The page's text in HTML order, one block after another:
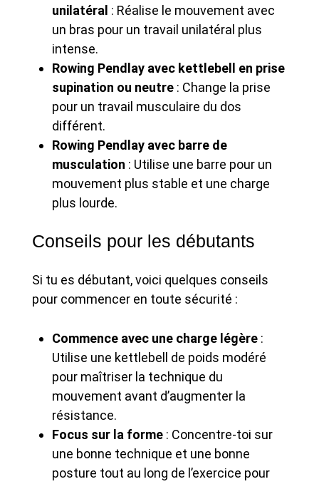
unilatéral : Réalise le mouvement avec
un bras pour un travail unilatéral plus
intense.
Rowing Pendlay avec kettlebell en prise
supination ou neutre : Change la prise
pour un travail musculaire du dos
différent.
Rowing Pendlay avec barre de
musculation : Utilise une barre pour un
mouvement plus stable et une charge
plus lourde.
Conseils pour les débutants
Si tu es débutant, voici quelques conseils
pour commencer en toute sécurité :
Commence avec une charge légère :
Utilise une kettlebell de poids modéré
pour maîtriser la technique du
mouvement avant d’augmenter la
résistance.
Focus sur la forme : Concentre-toi sur
une bonne technique et une bonne
posture tout au long de l’exercice pour